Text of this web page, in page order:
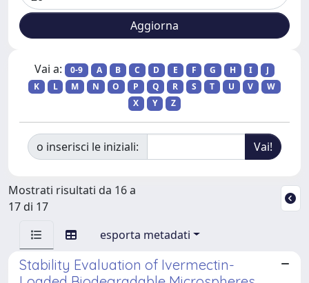
Vai a: 0-9 A B C D E F G H I
J
K
L M N O P Q R S T U V
W
X
Y Z
o inserisci le iniziali:
Mostrati risultati da 16 a
17 di 17
esporta metadati
Stability Evaluation of Ivermectin-